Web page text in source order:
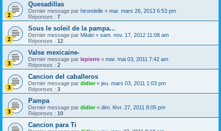
Quesadillas
Dernier message par hirondelle « mar. mars 26, 2013 6:53 pm
Réponses : 7
Sous le soleil de la pampa...
Dernier message par Mitaki « sam. nov. 17, 2012 11:08 am
Réponses : 12
Valse mexicaine-
Dernier message par lepierre « mar. mai 03, 2011 7:42 am
Réponses : 2
Cancion del caballeros
Dernier message par didier« jeu. mars 03, 2011 1:03 pm
Réponses : 3
Pampa
Dernier message par didier« dim. févr. 27, 2011 8:05 pm
Réponses : 10
Cancion para Ti